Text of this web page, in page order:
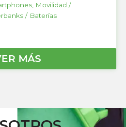
Movilidad /
/ Baterías
MÁS